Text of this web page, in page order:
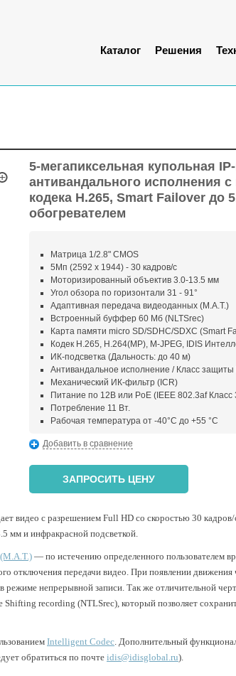
Каталог Решения
5-мегапиксельная купольная
антивандального исполнения
кодека H.265, Smart Failover до
обогревателем
Матрица 1/2.8" CMOS
5Мп (2592 x 1944) - 30 кадров/с
Моторизированный объектив 3.0-13.5 мм
Угол обзора по горизонтали 31 - 91°
Адаптивная передача видеоданных (M.A.T.)
Встроенный буффер 60 Мб (NLTSrec)
Карта памяти micro SD/SDHC/SDXC (Smart
Кодек H.265, H.264(MP), M-JPEG, IDIS
ИК-подсветка (Дальность: до 40 м)
Антивандальное исполнение / Класс защиты
Механический ИК-фильтр (ICR)
Питание по 12В или PoE (IEEE 802.3af Класс
Потребление 11 Вт.
Рабочая температура от -40°С до +55 °C
Добавить в сравнение
ЗАПРОСИТЬ ЦЕНУ
видео с разрешением Full HD со скоростью 30
мм и инфракрасной подсветкой.
— по истечению определенного пользователем
отключения передачи видео. При появлении движения
непрерывной записи. Так же отличительной
recording (NTLSrec), который позволяет
Intelligent Codec. Дополнительный
обратиться по почте idis@idisglobal.ru).